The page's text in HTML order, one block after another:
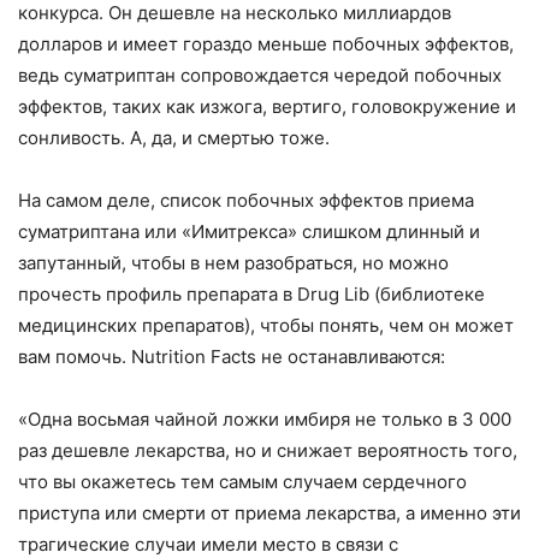
конкурса. Он дешевле на несколько миллиардов
долларов и имеет гораздо меньше побочных эффектов,
ведь суматриптан сопровождается чередой побочных
эффектов, таких как изжога, вертиго, головокружение и
сонливость. А, да, и смертью тоже.
На самом деле, список побочных эффектов приема
суматриптана или «Имитрекса» слишком длинный и
запутанный, чтобы в нем разобраться, но можно
прочесть профиль препарата в Drug Lib (библиотеке
медицинских препаратов), чтобы понять, чем он может
вам помочь. Nutrition Facts не останавливаются:
«Одна восьмая чайной ложки имбиря не только в 3 000
раз дешевле лекарства, но и снижает вероятность того,
что вы окажетесь тем самым случаем сердечного
приступа или смерти от приема лекарства, а именно эти
трагические случаи имели место в связи с